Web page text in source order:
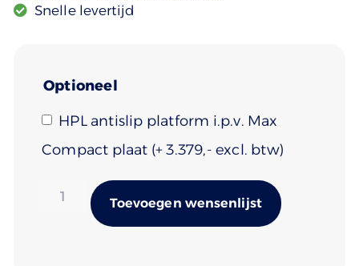
Snelle levertijd
Optioneel
HPL antislip platform i.p.v. Max
Compact plaat (+3.379 )
Toevoegen wensenlijst